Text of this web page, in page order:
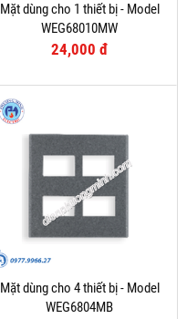
Mặt dùng cho 1 thiết bị - Model
WEG68010MW
24,000 đ
Mặt dùng cho 4 thiết bị - Model
WEG6804MB